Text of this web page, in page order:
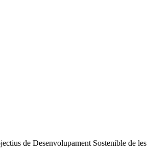
de Desenvolupament Sostenible de